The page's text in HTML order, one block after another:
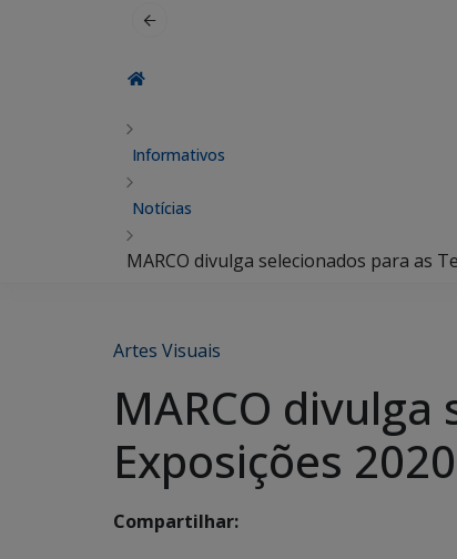
Informativos
Notícias
MARCO divulga selecionados para as
Artes Visuais
MARCO
Exposições 2020
Compartilhar: